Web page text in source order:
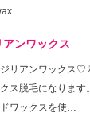
ンワックス
リアンワックス♡
ス脱毛になりま
ワックスを使…